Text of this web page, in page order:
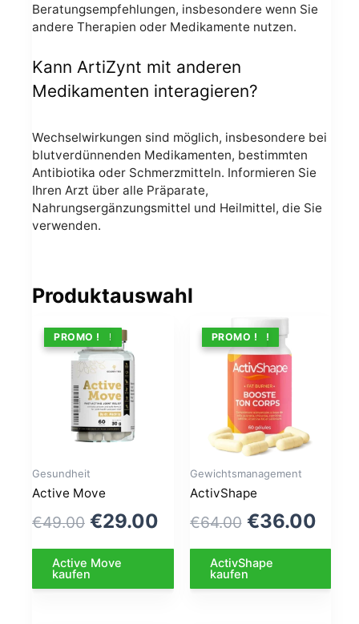
Beratungsempfehlungen, insbesondere wenn Sie
andere Therapien oder Medikamente nutzen.
Kann ArtiZynt mit anderen
Medikamenten interagieren?
Wechselwirkungen sind möglich, insbesondere bei
blutverdünnenden Medikamenten, bestimmten
Antibiotika oder Schmerzmitteln. Informieren Sie
Ihren Arzt über alle Präparate,
Nahrungsergänzungsmittel und Heilmittel, die Sie
verwenden.
Produktauswahl
ANGEBOT !
PROMO !
Gesundheit
Active Move
€49.00 Le
prix
initial
était :
€29.00
prix
actuel
est :
Active Move
kaufen
ANGEBOT !
PROMO !
Gewichtsmanagement
ActivShape
€64.00 Le
prix
initial
était :
€36.00Le
prix
est :
ActivShape
kaufen